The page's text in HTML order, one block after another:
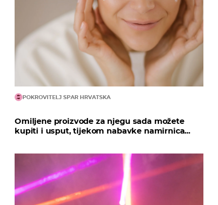
POKROVITELJ SPAR HRVATSKA
Omiljene proizvode za njegu sada možete
kupiti i usput, tijekom nabavke namirnica...